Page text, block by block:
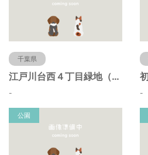
千葉県
江戸川台西４丁目緑地（千葉県流山市）
- -
公園